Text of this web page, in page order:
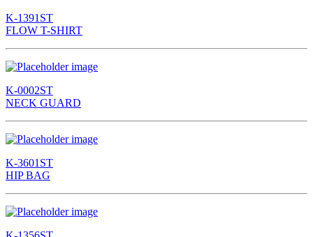
K-1391ST
FLOW T-SHIRT
K-0002ST
NECK GUARD
K-3601ST
HIP BAG